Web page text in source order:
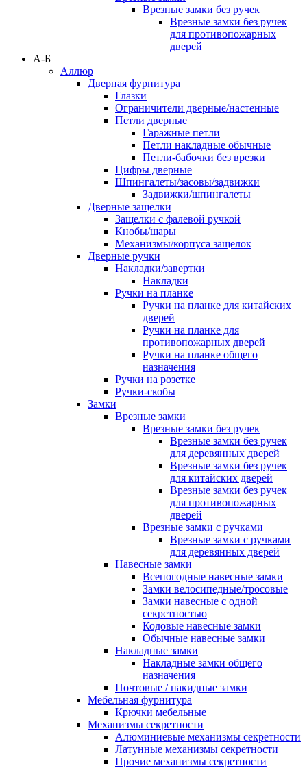
Врезные замки без ручек
Врезные замки без ручек
для противопожарных
дверей
А-Б
Аллюр
Дверная фурнитура
Глазки
Ограничители дверные/настенные
Петли дверные
Гаражные петли
Петли накладные обычные
Петли-бабочки без врезки
Цифры дверные
Шпингалеты/засовы/задвижки
Задвижки/шпингалеты
Дверные защелки
Защелки с фалевой ручкой
Кнобы/шары
Механизмы/корпуса защелок
Дверные ручки
Накладки/завертки
Накладки
Ручки на планке
Ручки на планке для китайских
дверей
Ручки на планке для
противопожарных дверей
Ручки на планке общего
назначения
Ручки на розетке
Ручки-скобы
Замки
Врезные замки
Врезные замки без ручек
Врезные замки без ручек
для деревянных дверей
Врезные замки без ручек
для китайских дверей
Врезные замки без ручек
для противопожарных
дверей
Врезные замки с ручками
Врезные замки с ручками
для деревянных дверей
Навесные замки
Всепогодные навесные замки
Замки велосипедные/тросовые
Замки навесные с одной
секретностью
Кодовые навесные замки
Обычные навесные замки
Накладные замки
Накладные замки общего
назначения
Почтовые / накидные замки
Мебельная фурнитура
Крючки мебельные
Механизмы секретности
Алюминиевые механизмы секретности
Латунные механизмы секретности
Прочие механизмы секретности